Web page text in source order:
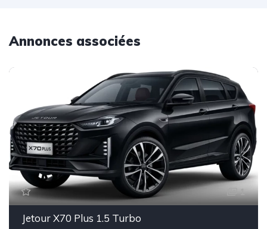
Annonces associées
1
Jetour X70 Plus 1.5 Turbo